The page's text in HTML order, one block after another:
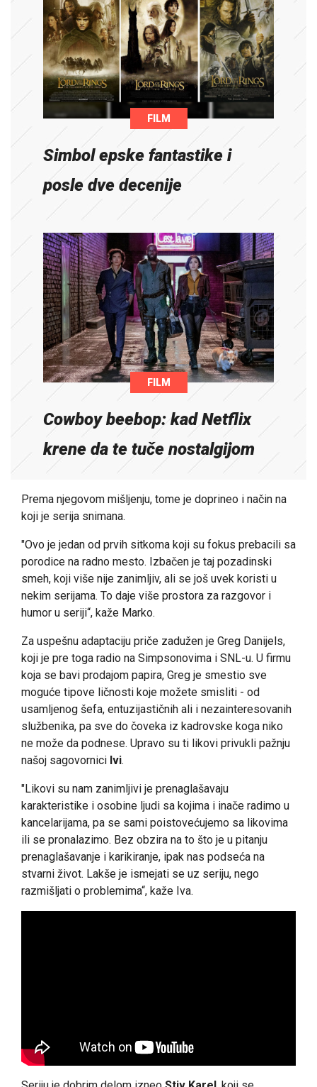
FILM
Simbol epske fantastike i
posle dve decenije
FILM
Cowboy beebop: kad Netflix
krene da te tuče nostalgijom
Prema njegovom mišljenju, tome je doprineo i način na
koji je serija snimana.
"Ovo je jedan od prvih sitkoma koji su fokus prebacili sa
porodice na radno mesto. Izbačen je taj pozadinski
smeh, koji više nije zanimljiv, ali se još uvek koristi u
nekim serijama. To daje više prostora za razgovor i
humor u seriji“, kaže Marko.
Za uspešnu adaptaciju priče zadužen je Greg Danijels,
koji je pre toga radio na Simpsonovima i SNL-u. U firmu
koja se bavi prodajom papira, Greg je smestio sve
moguće tipove ličnosti koje možete smisliti - od
usamljenog šefa, entuzijastičnih ali i nezainteresovanih
službenika, pa sve do čoveka iz kadrovske koga niko
ne može da podnese. Upravo su ti likovi privukli pažnju
našoj sagovornici Ivi.
"Likovi su nam zanimljivi je prenaglašavaju
karakteristike i osobine ljudi sa kojima i inače radimo u
kancelarijama, pa se sami poistovećujemo sa likovima
ili se pronalazimo. Bez obzira na to što je u pitanju
prenaglašavanje i karikiranje, ipak nas podseća na
stvarni život. Lakše je ismejati se uz seriju, nego
razmišljati o problemima“, kaže Iva.